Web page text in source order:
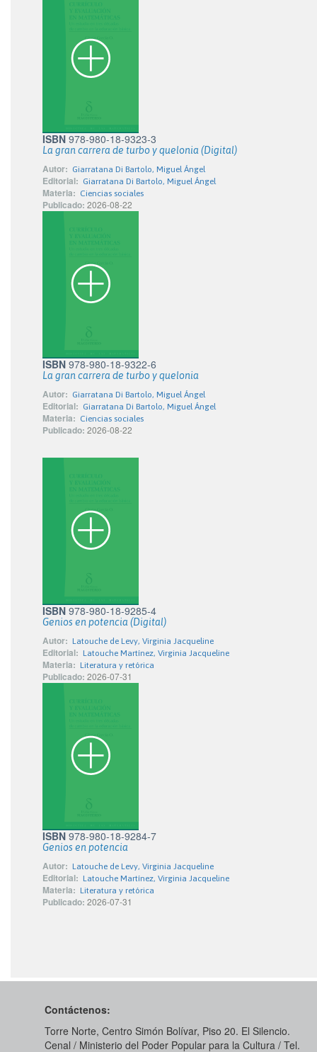
ISBN 978-980-18-9323-3
La gran carrera de turbo y quelonia (Digital)
Autor: Giarratana Di Bartolo, Miguel Ángel
Editorial: Giarratana Di Bartolo, Miguel Ángel
Materia: Ciencias sociales
Publicado: 2026-08-22
ISBN 978-980-18-9322-6
La gran carrera de turbo y quelonia
Autor: Giarratana Di Bartolo, Miguel Ángel
Editorial: Giarratana Di Bartolo, Miguel Ángel
Materia: Ciencias sociales
Publicado: 2026-08-22
ISBN 978-980-18-9285-4
Genios en potencia (Digital)
Autor: Latouche de Levy, Virginia Jacqueline
Editorial: Latouche Martínez, Virginia Jacqueline
Materia: Literatura y retórica
Publicado: 2026-07-31
ISBN 978-980-18-9284-7
Genios en potencia
Autor: Latouche de Levy, Virginia Jacqueline
Editorial: Latouche Martínez, Virginia Jacqueline
Materia: Literatura y retórica
Publicado: 2026-07-31
Contáctenos:
Torre Norte, Centro Simón Bolívar, Piso 20. El Silencio.
Cenal / Ministerio del Poder Popular para la Cultura / Tel.